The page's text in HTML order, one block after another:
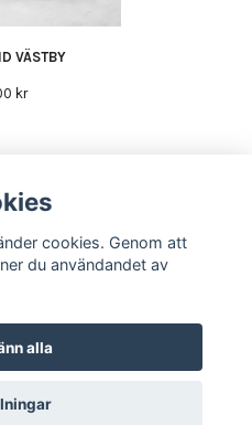
VÄSTBY
kr
fotografi
cookies. Genom att
du användandet av
alla